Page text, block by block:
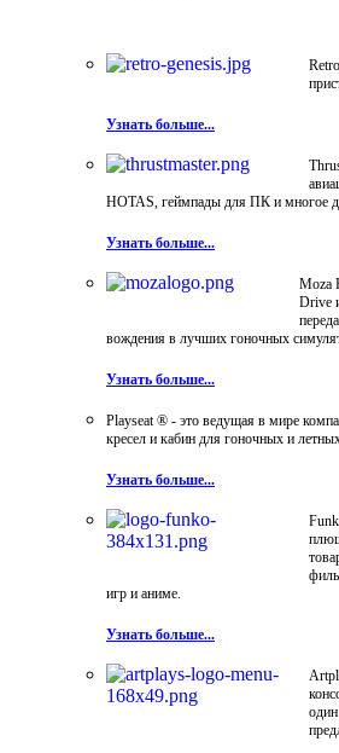
Узнать больше...
HOTAS, геймпады для ПК и многое
Узнать больше...
Moza
Drive
вождения в лучших гоночных
Узнать больше...
Playseat ® - это ведущая в мире
кресел и кабин для гоночных и
Узнать больше...
игр и аниме.
Узнать больше...